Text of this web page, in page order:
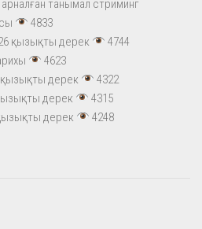
танымал стриминг
4833
қызықты дерек
4744
4623
дерек
4322
дерек
4315
дерек
4248